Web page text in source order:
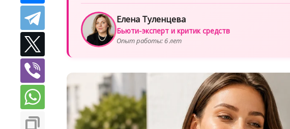
Елена Туленцева
Бьюти‑эксперт и критик средств
Опыт работы: 6 лет